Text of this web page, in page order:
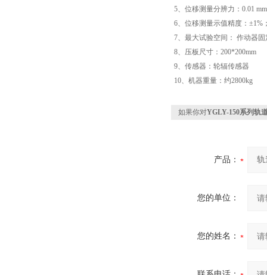
5、位移测量分辨力：0.01
6、位移测量示值精度：±1%
7、最大试验空间： 作动器
8、压板尺寸：200*200mm
9、传感器：轮辐传感器
10、机器重量：约2800kg
如果你对YGLY-150系列轨
产品：
您的单位：
您的姓名：